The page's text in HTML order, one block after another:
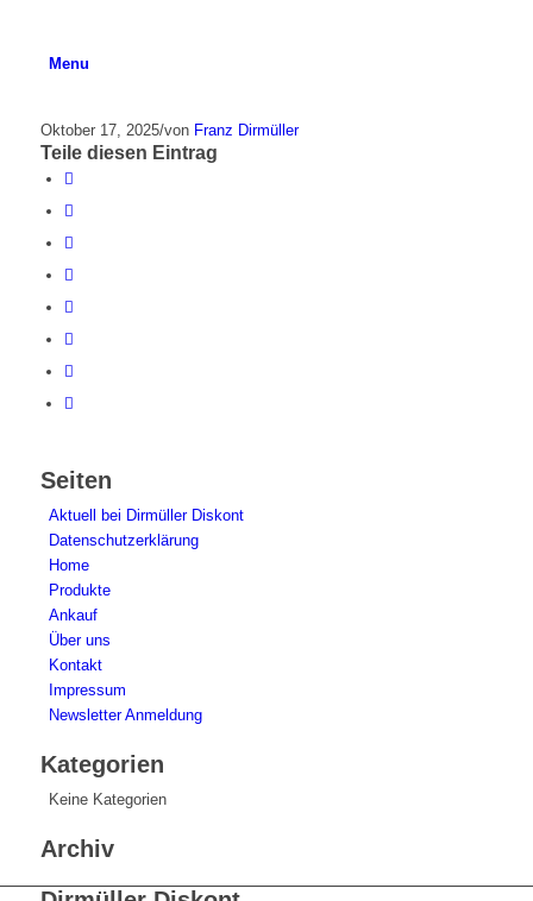
Menu
Oktober 17, 2025/von Franz Dirmüller
Teile diesen Eintrag
Seiten
Aktuell bei Dirmüller Diskont
Datenschutzerklärung
Home
Produkte
Ankauf
Über uns
Kontakt
Impressum
Newsletter Anmeldung
Kategorien
Keine Kategorien
Archiv